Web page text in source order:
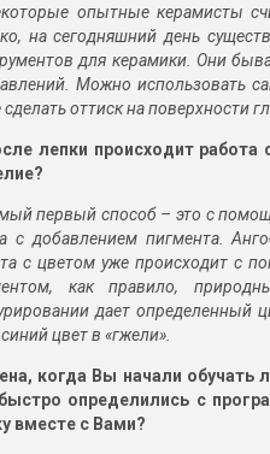
опытные керамисты
на сегодняшний день
для керамики. Они
Можно использовать
оттиск на поверхности
лепки происходит
первый способ – это с
с добавлением пигмента.
с цветом уже происходит с
как правило,
дает определенный
цвет в «гжели».
когда Вы начали обучать
определились с
вместе с Вами?